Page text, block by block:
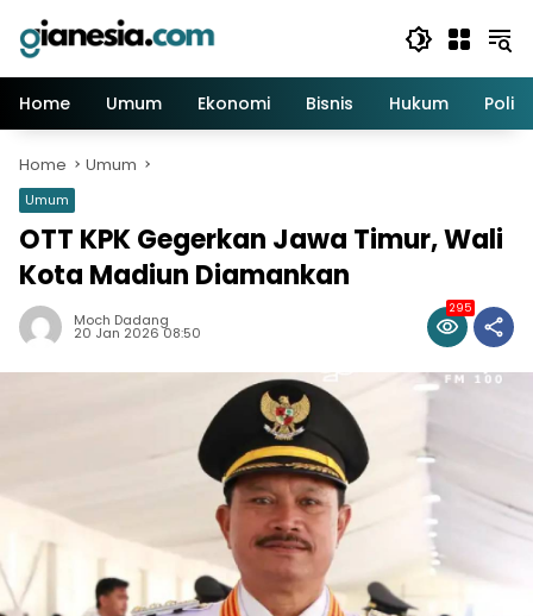
content
Home
Umum Ekonomi Bisnis Hukum Politik
Home Umum
Umum
OTT KPK Gegerkan Jawa Timur, Wali
Kota Madiun Diamankan
Moch Dadang
20 Jan 2026 08:50
295